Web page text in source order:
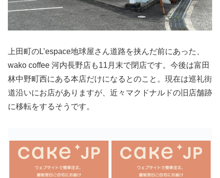
上田町のL’espace地球屋さん道路を挟んだ前にあった、
wako coffee 河内長野店も11月末で閉店です。今後は富田
林中野町西にある本店だけになるとのこと。現在は巡礼街
道沿いにお店がありますが、近々マクドナルドの旧店舗跡
に移転をするそうです。